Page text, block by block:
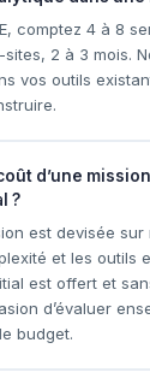
comptez 4 à 8
sites, 2 à 3 mois.
vos outils
d’une
?
est devisée sur
et les outils
est offert et
d’évaluer
budget.